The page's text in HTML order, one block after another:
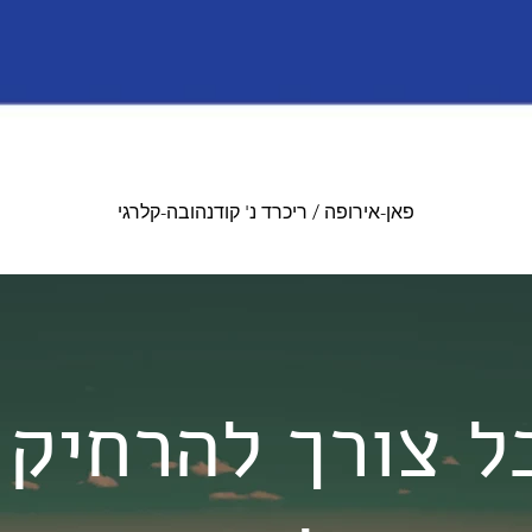
פאן-אירופה / ריכרד נ' קודנהובה-קלרגי
צורך